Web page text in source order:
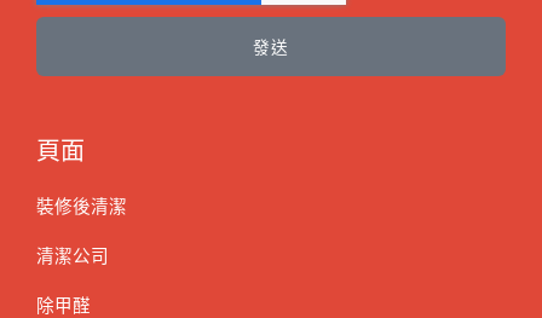
發送
頁面
裝修後清潔
清潔公司
除甲醛